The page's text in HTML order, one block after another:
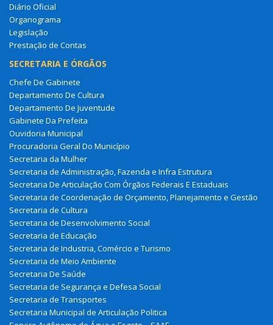
Diário Oficial
Organograma
Legislação
Prestação de Contas
SECRETARIA E ÓRGÃOS
Chefe De Gabinete
Departamento De Cultura
Departamento De Juventude
Gabinete Da Prefeita
Ouvidoria Municipal
Procuradoria Geral Do Município
Secretaria da Mulher
Secretaria de Administração, Fazenda e Infra Estrutura
Secretaria De Articulação Com Órgãos Federais E Estaduais
Secretaria de Coordenação de Orçamento, Planejamento e Gestão
Secretaria de Cultura
Secretaria de Desenvolvimento Social
Secretaria de Educação
Secretaria de Industria, Comércio e Turismo
Secretaria de Meio Ambiente
Secretaria De Saúde
Secretaria de Segurança e Defesa Social
Secretaria de Transportes
Secretaria Municipal de Articulação Politica